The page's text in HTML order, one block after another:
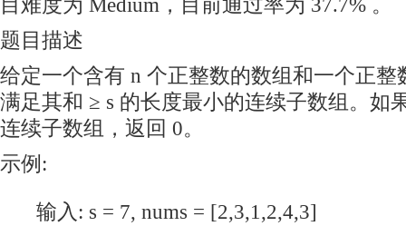
目难度为 Medium，目前通过率为 37.7% 。
题目描述
给定一个含有 n 个正整数的数组和一个正整
满足其和 ≥ s 的长度最小的连续子数组。如
连续子数组，返回 0。
示例:
输入: s = 7, nums = [2,3,1,2,4,3]